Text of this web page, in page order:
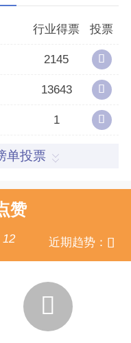
行业得票 投票
2145
13643
1
单投票
赞
近期趋势：
12